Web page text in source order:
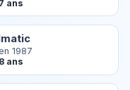
ans
1987
ans